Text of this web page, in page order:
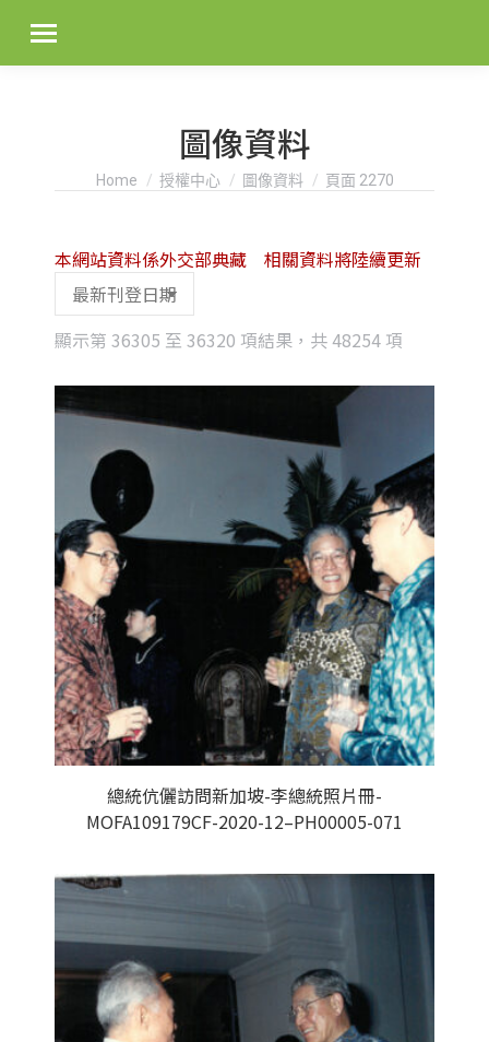
圖像資料
You are here:
Home 授權中心 圖像資料 頁面 2270
顯示第 36305 至 36320 項結果，共 48254 項
latest
本網站資料係外交部典藏 相關資料將陸續更新
總統伉儷訪問新加坡-李總統照片冊-
MOFA109179CF-2020-12–PH00005-071